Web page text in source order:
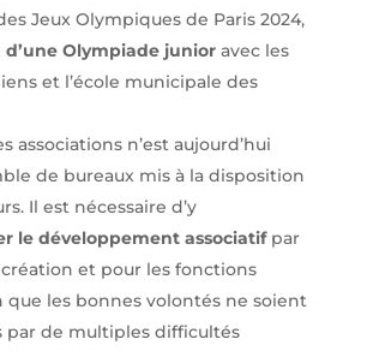
Jeux Olympiques de Paris 2024,
Olympiade junioravec les
et l’école municipale des
associations n’est aujourd’hui
de bureaux mis à la disposition
Il est nécessaire d’y
le développement associatifpar
création et pour les fonctions
que les bonnes volontés ne soient
par de multiples difficultés